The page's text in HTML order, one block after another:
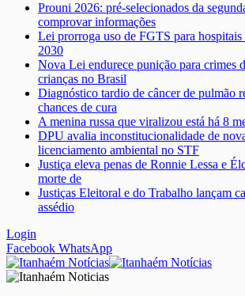
Prouni 2026: pré-selecionados da
comprovar informações
Lei prorroga uso de FGTS para
2030
Nova Lei endurece punição para crimes
crianças no Brasil
Diagnóstico tardio de câncer de pulmão
chances de cura
A menina russa que viralizou está há 8
DPU avalia inconstitucionalidade de
licenciamento ambiental no STF
Justiça eleva penas de Ronnie Lessa e
morte de
Justiças Eleitoral e do Trabalho lançam
assédio
Login
Facebook WhatsApp